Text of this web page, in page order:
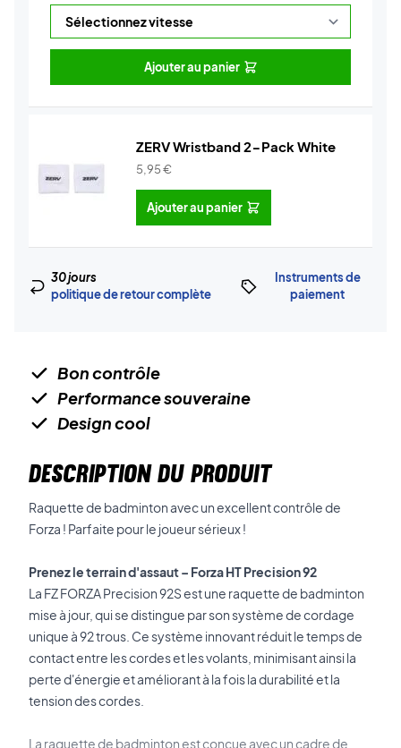
Ajouter au panier
ZERV Wristband 2-Pack White
5,95€
Ajouter au panier
30 jours
politique de retour complète
Instruments de
paiement
Bon contrôle
Performance souveraine
Design cool
DESCRIPTION DU PRODUIT
Raquette de badminton avec un excellent contrôle de
Forza ! Parfaite pour le joueur sérieux !
Prenez le terrain d'assaut – Forza HT Precision 92
La FZ FORZA Precision 92S est une raquette de badminton
mise à jour, qui se distingue par son système de cordage
unique à 92 trous. Ce système innovant réduit le temps de
contact entre les cordes et les volants, minimisant ainsi la
perte d'énergie et améliorant à la fois la durabilité et la
tension des cordes.
La raquette de badminton est conçue avec un cadre de